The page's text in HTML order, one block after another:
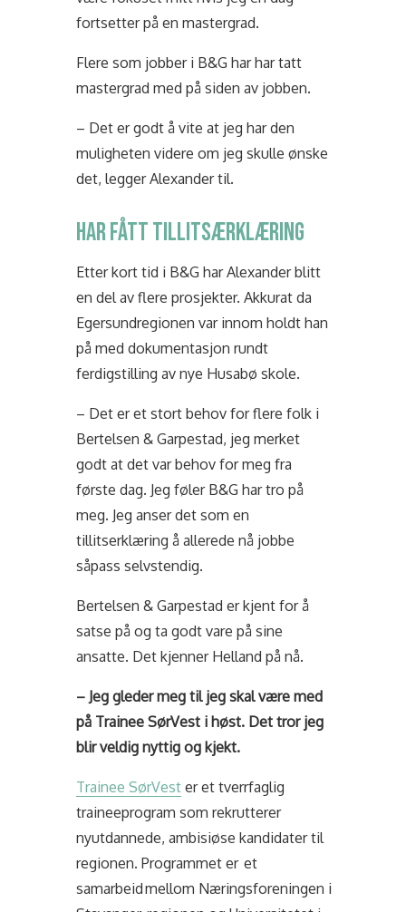
fortsetter på en mastergrad.
Flere som jobber i B&G har har tatt
mastergrad med på siden av jobben.
– Det er godt å vite at jeg har den
muligheten videre om jeg skulle ønske
det, legger Alexander til.
HAR FÅTT TILLITSÆRKLÆRING
Etter kort tid i B&G har Alexander blitt
en del av flere prosjekter. Akkurat da
Egersundregionen var innom holdt han
på med dokumentasjon rundt
ferdigstilling av nye Husabø skole.
– Det er et stort behov for flere folk i
Bertelsen & Garpestad, jeg merket
godt at det var behov for meg fra
første dag. Jeg føler B&G har tro på
meg. Jeg anser det som en
tillitserklæring å allerede nå jobbe
såpass selvstendig.
Bertelsen & Garpestad er kjent for å
satse på og ta godt vare på sine
ansatte. Det kjenner Helland på nå.
– Jeg gleder meg til jeg skal være med
på Trainee SørVest i høst. Det tror jeg
blir veldig nyttig og kjekt.
Trainee SørVest er et tverrfaglig
traineeprogram som rekrutterer
nyutdannede, ambisiøse kandidater til
regionen. Programmet er et
samarbeid mellom Næringsforeningen i